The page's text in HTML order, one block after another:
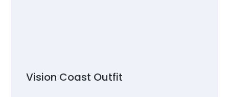
Vision Coast Outfit